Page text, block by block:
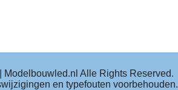
Modelbouwled.nl Alle Rights Reserved.
en typefouten voorbehouden.